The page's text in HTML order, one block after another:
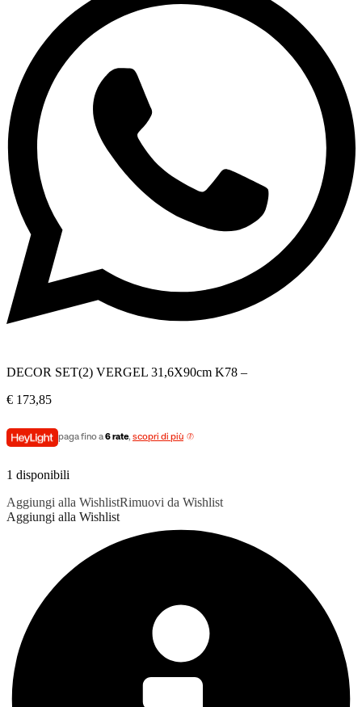
DECOR SET(2) VERGEL 31,6X90cm K78 –
€ 173,85
paga fino a6 rate, scopri di più
1 disponibili
Aggiungi alla WishlistRimuovi da Wishlist
Aggiungi alla Wishlist